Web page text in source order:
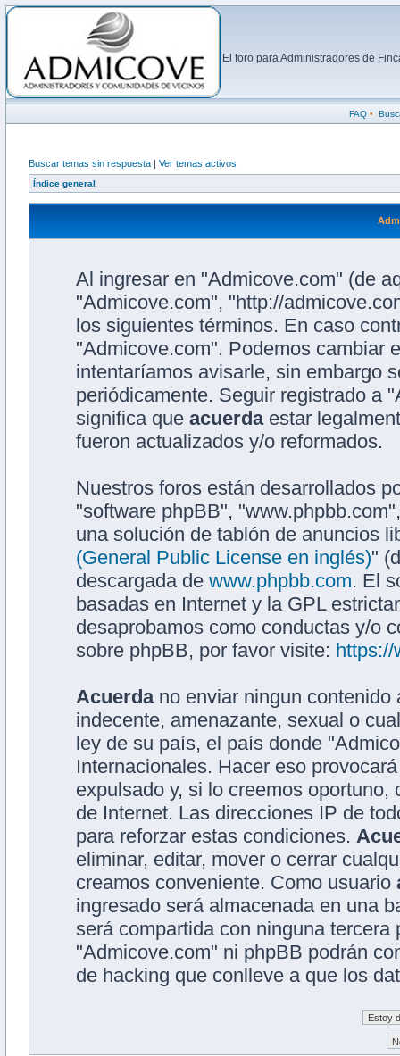
El foro para Administradores de
FAQ•
Buscar temas sin respuesta | Ver temas activos
Índice general
Al ingresar en "Admicove.com" (de
"Admicove.com", "http://
los siguientes términos. En caso
"Admicove.com". Podemos cambiar
intentaríamos avisarle, sin embargo
periódicamente. Seguir registrado a
significa que acuerdaestar
fueron actualizados y/o reformados.
Nuestros foros están desarrollados
"software phpBB",
una solución de tablón de anuncios
(General Public License en inglés)"
descargada de www.phpbb.com. El
basadas en Internet y la GPL
desaprobamos como conductas y/o
sobre phpBB, por favor visite: https://
Acuerdano enviar ningun contenido
indecente, amenazante, sexual o
ley de su país, el país donde
Internacionales. Hacer eso
expulsado y, si lo creemos
de Internet. Las direcciones IP de
para reforzar estas condiciones.
eliminar, editar, mover o cerrar
creamos conveniente. Como usuario
ingresado será almacenada en una
será compartida con ninguna
"Admicove.com" ni phpBB podrán
de hacking que conlleve a que los